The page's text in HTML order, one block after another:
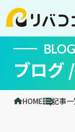
ブログ
HOME 記事